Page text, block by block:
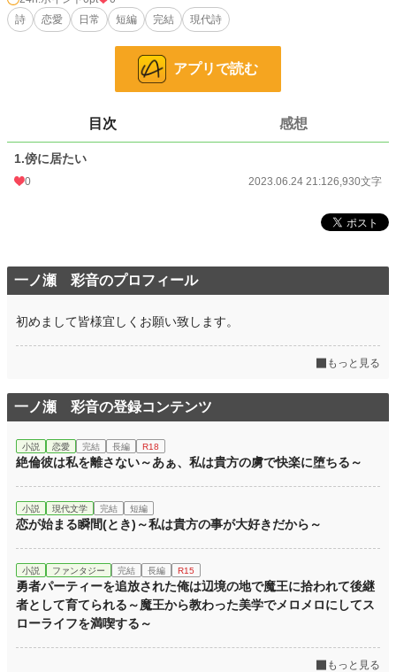
お気に入り 2
初回公開日時 2023.06.24 21:12
初回完結日時
年間ポイント 981 pt (84,977 位)
累計ポイント 26,059 pt (62,556 位)
詩
恋愛 日常 短編 完結 現代詩
アプリで読む
目次 感想
1.傍に居たい
0 2023.06.24 21:126,930文字
一ノ瀬 彩音のプロフィール
初めまして皆様宜しくお願い致します。
もっと見る
一ノ瀬 彩音の登録コンテンツ
小説 恋愛 完結 長編 R18
絶倫彼は私を離さない～あぁ、私は貴方の虜で快楽に堕ちる～
小説 現代文学 完結 短編
恋が始まる瞬間(とき)～私は貴方の事が大好きだから～
小説 ファンタジー 完結 長編 R15
勇者パーティーを追放された俺は辺境の地で魔王に拾われて後継
者として育てられる～魔王から教わった美学でメロメロにしてス
ローライフを満喫する～
もっと見る